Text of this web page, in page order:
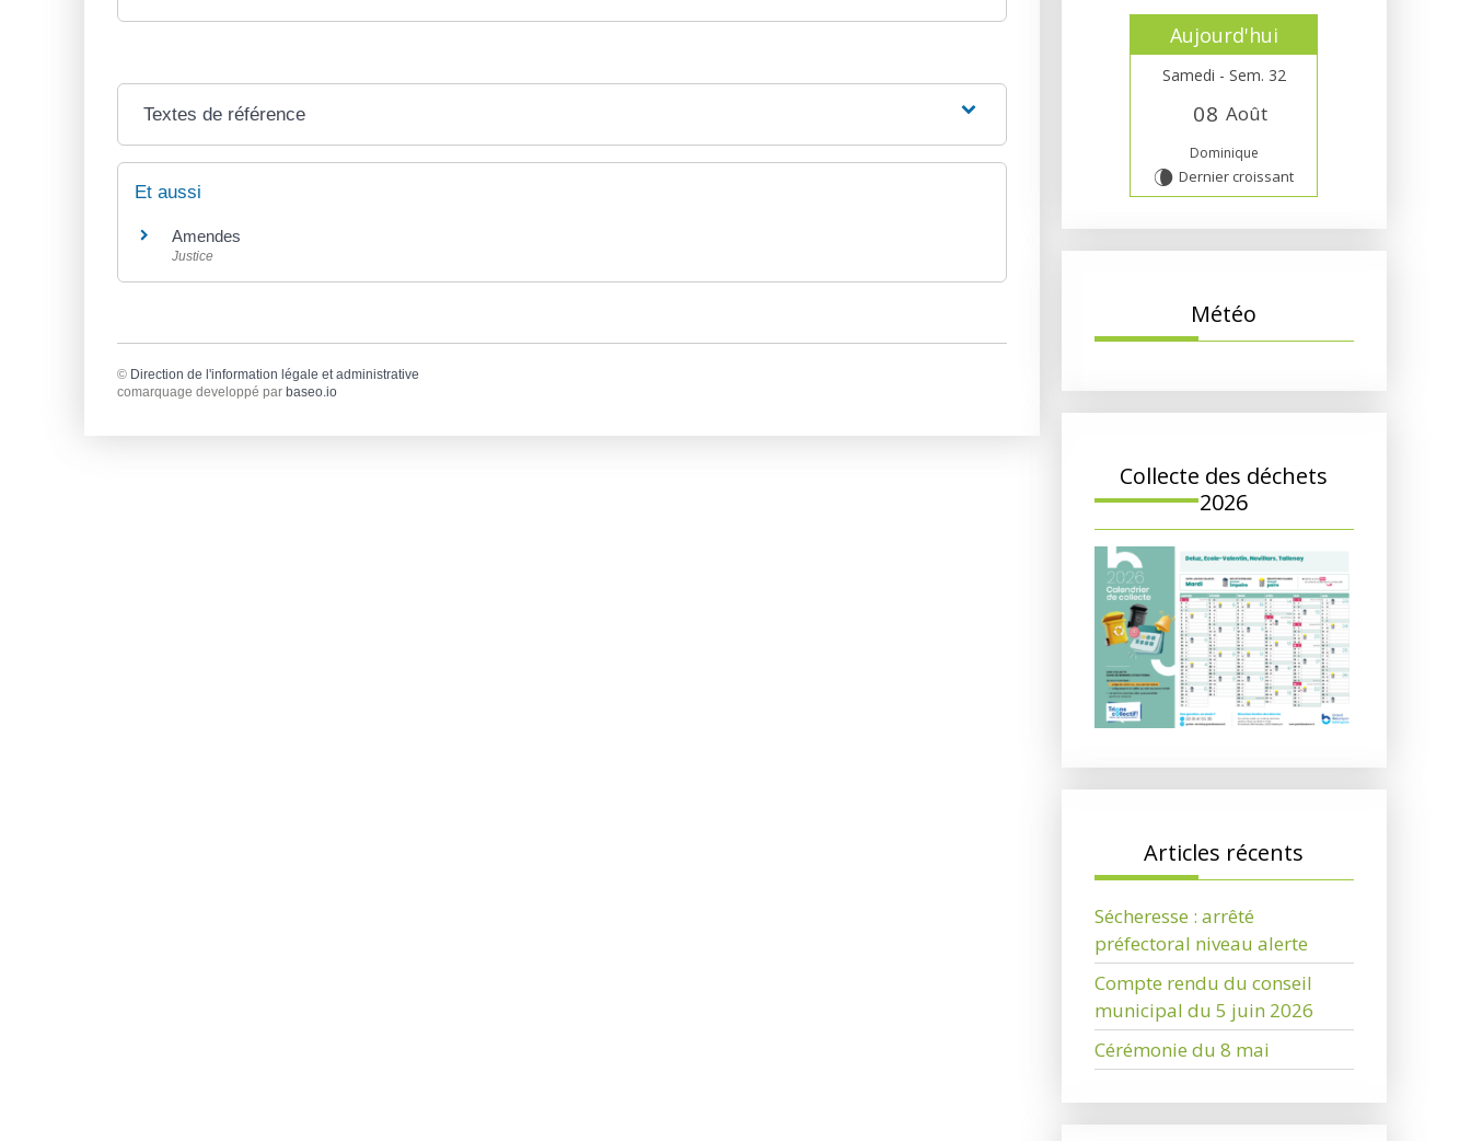
Textes de référence
Et aussi
Amendes
Justice
© Direction de l'information légale et administrative
comarquage developpé par baseo.io
Aujourd'hui
Samedi - Sem. 32
08 Août
Dominique
V Dernier croissant
Météo
Collecte des déchets
2026
Articles récents
Sécheresse : arrêté
préfectoral niveau alerte
Compte rendu du conseil
municipal du 5 juin 2026
Cérémonie du 8 mai